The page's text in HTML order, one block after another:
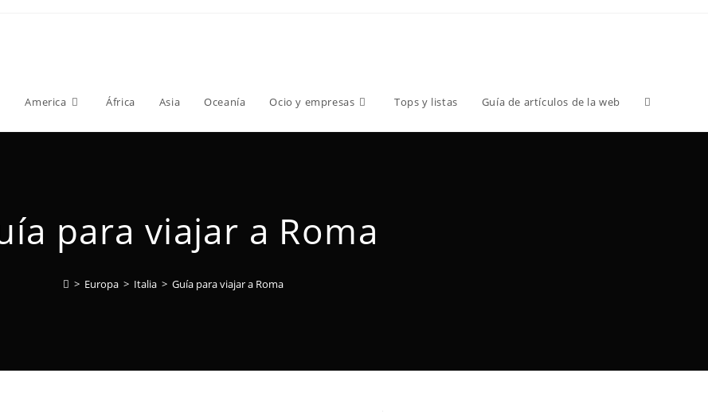
America África Asia Oceanía Ocio y empresas Tops y listas Guía de artículos de la web
para viajar a Roma
> Europa > Italia > Guía para viajar a Roma